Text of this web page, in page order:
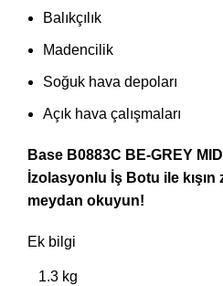
Balıkçılık
Madencilik
Soğuk hava depoları
Açık hava çalışmaları
Base B0883C BE-GREY
İzolasyonlu İş Botu ile
meydan okuyun!
Ek bilgi
1.3 kg